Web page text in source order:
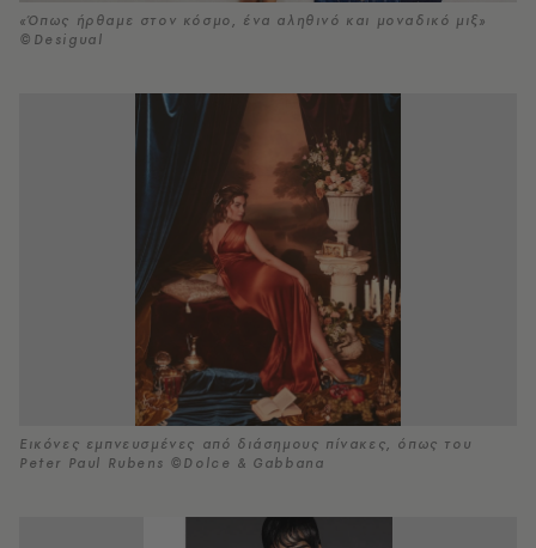
«Όπως ήρθαμε στον κόσμο, ένα αληθινό και μοναδικό μιξ»
©Desigual
Εικόνες εμπνευσμένες από διάσημους πίνακες, όπως του
Peter Paul Rubens ©Dolce & Gabbana